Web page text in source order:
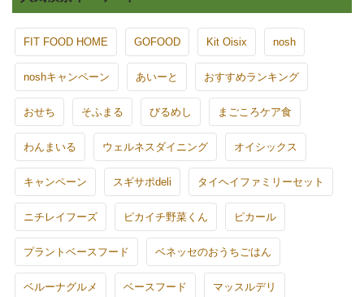
FIT FOOD HOME GOFOOD Kit Oisix nosh
noshキャンペーン あいーと おすすめランキング
おせち そふまる びるめし まごころケア食
わんまいる ウェルネスダイニング オイシックス
キャンペーン スギサポdeli タイヘイファミリーセット
ニチレイフーズ ピカイチ野菜くん ピカール
プラントベースフード ベネッセのおうちごはん
ベルーナグルメ ベースフード マッスルデリ